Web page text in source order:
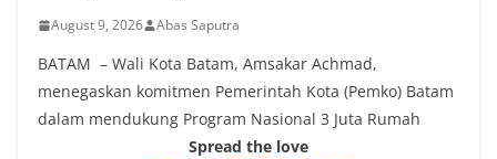
August 9, 2026 Abas Saputra
BATAM – Wali Kota Batam, Amsakar Achmad,
menegaskan komitmen Pemerintah Kota (Pemko) Batam
dalam mendukung Program Nasional 3 Juta Rumah
Spread the love